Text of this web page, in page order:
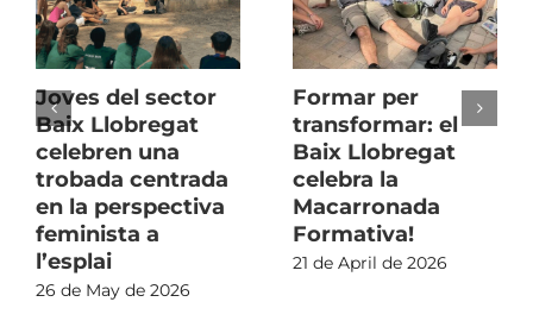
Joves del sector
Baix Llobregat
celebren una
trobada centrada
en la perspectiva
feminista a
l’esplai
26 de May de 2026
Formar per
transformar: el
Baix Llobregat
celebra la
Macarronada
Formativa!
21 de April de 2026